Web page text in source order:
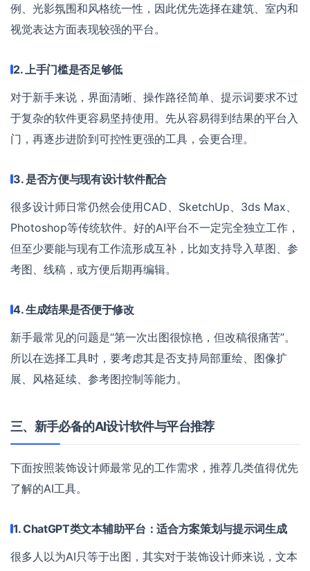
例、光影氛围和风格统一性，因此优先选择在建筑、室内和
视觉表达方面表现较强的平台。
2. 上手门槛是否足够低
对于新手来说，界面清晰、操作路径简单、提示词要求不过
于复杂的软件更容易坚持使用。先从容易得到结果的平台入
门，再逐步进阶到可控性更强的工具，会更合理。
3. 是否方便与现有设计软件配合
很多设计师日常仍然会使用CAD、SketchUp、3ds Max、
Photoshop等传统软件。好的AI平台不一定完全独立工作，
但至少要能与现有工作流形成互补，比如支持导入草图、参
考图、线稿，或方便后期再编辑。
4. 生成结果是否便于修改
新手最常见的问题是“第一次出图很惊艳，但改稿很痛苦”。
所以在选择工具时，要考虑其是否支持局部重绘、图像扩
展、风格延续、参考图控制等能力。
三、新手必备的AI设计软件与平台推荐
下面按照装饰设计师最常见的工作需求，推荐几类值得优先
了解的AI工具。
1. ChatGPT类文本辅助平台：适合方案策划与提示词生成
很多人以为AI只等于出图，其实对于装饰设计师来说，文本